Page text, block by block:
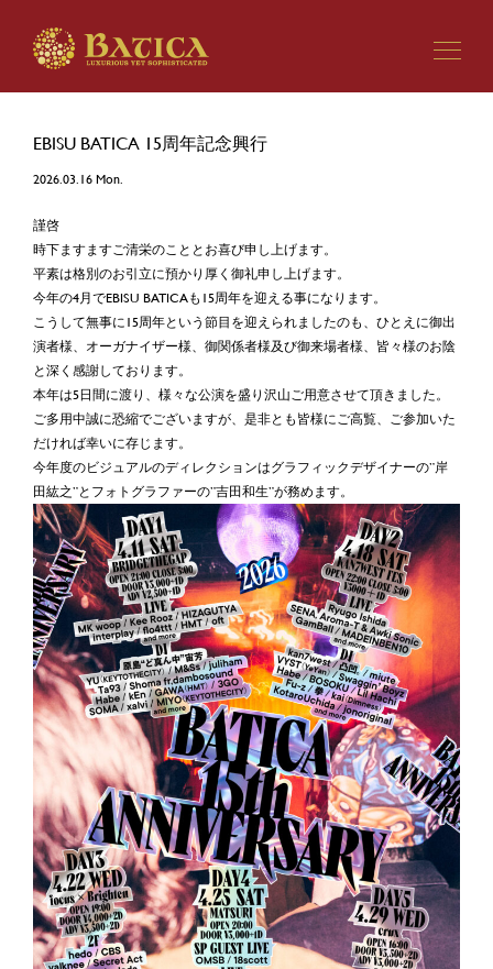
EBISU BATICA 15周年記念興行
2026.03.16 Mon.
謹啓
時下ますますご清栄のこととお喜び申し上げます。
平素は格別のお引立に預かり厚く御礼申し上げます。
今年の4月でEBISU BATICAも15周年を迎える事になります。
こうして無事に15周年という節目を迎えられましたのも、ひとえに御出
演者様、オーガナイザー様、御関係者様及び御来場者様、皆々様のお陰
と深く感謝しております。
本年は5日間に渡り、様々な公演を盛り沢山ご用意させて頂きました。
ご多用中誠に恐縮でございますが、是非とも皆様にご高覧、ご参加いた
だければ幸いに存じます。
今年度のビジュアルのディレクションはグラフィックデザイナーの”岸
田紘之”とフォトグラファーの”吉田和生”が務めます。